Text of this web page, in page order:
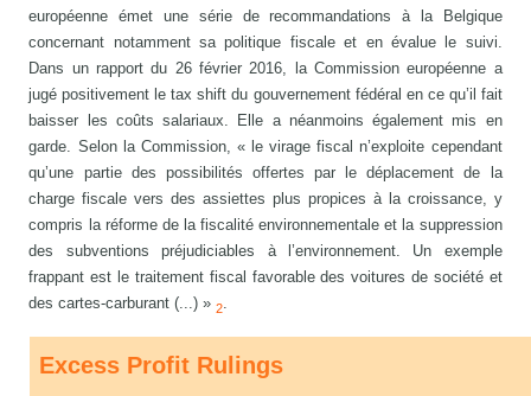
européenne émet une série de recommandations à la Belgique
concernant notamment sa politique fiscale et en évalue le suivi.
Dans un rapport du 26 février 2016, la Commission européenne a
jugé positivement le tax shift du gouvernement fédéral en ce qu’il fait
baisser les coûts salariaux. Elle a néanmoins également mis en
garde. Selon la Commission, « le virage fiscal n’exploite cependant
qu’une partie des possibilités offertes par le déplacement de la
charge fiscale vers des assiettes plus propices à la croissance, y
compris la réforme de la fiscalité environnementale et la suppression
des subventions préjudiciables à l’environnement. Un exemple
frappant est le traitement fiscal favorable des voitures de société et
des cartes-carburant (...) »2.
Excess Profit Rulings